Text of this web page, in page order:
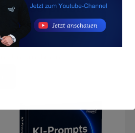
praxiserprobten
Business
Booklet für Gründer,